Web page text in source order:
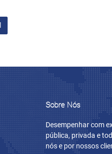
Sobre Nós
Desempenhar com
pública, privada e
nós e por nossos